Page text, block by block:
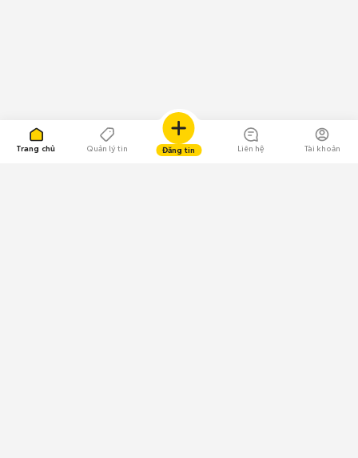
Trang chủ Quản lý tin Đăng tin Liên hệ Tài khoản